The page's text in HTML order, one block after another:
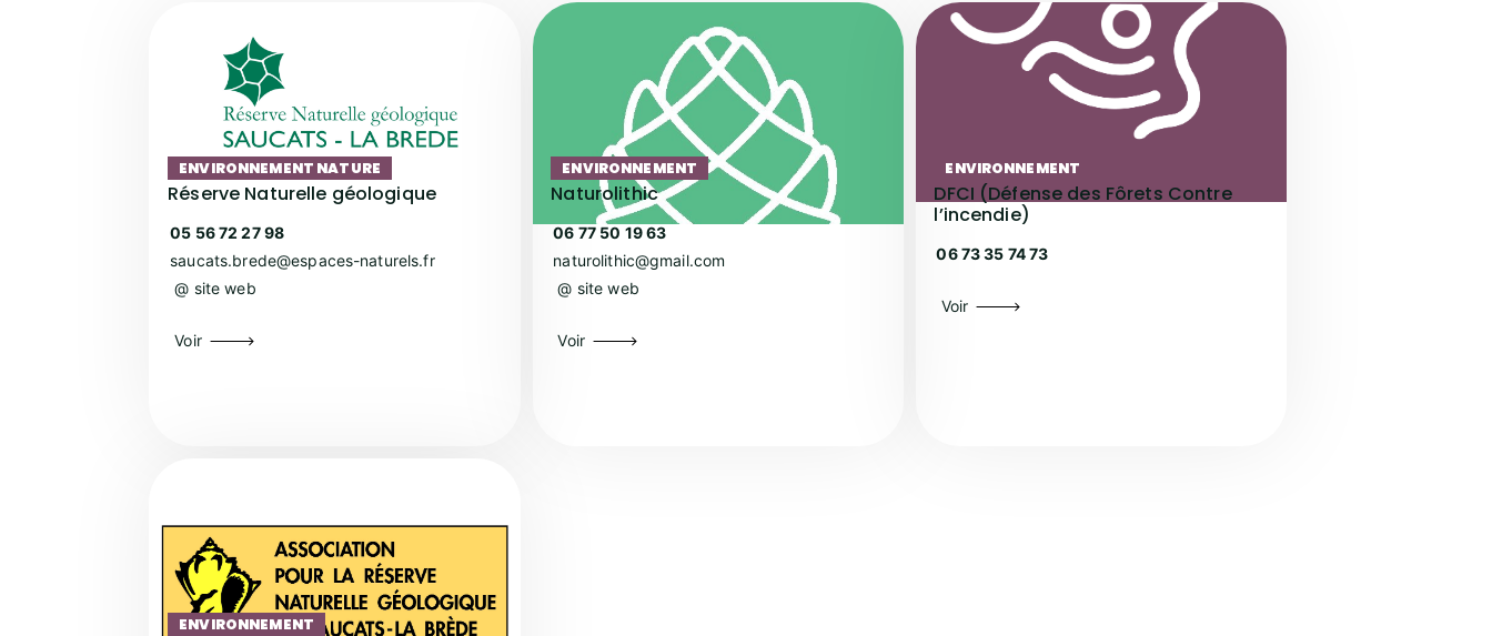
ENVIRONNEMENT NATURE
Réserve Naturelle géologique
05 56 72 27 98
saucats.brede@espaces-naturels.fr
@ site web
Voir
ENVIRONNEMENT
Naturolithic
06 77 50 19 63
naturolithic@gmail.com
@ site web
Voir
ENVIRONNEMENT
DFCI (Défense des Fôrets Contre
l’incendie)
06 73 35 74 73
Voir
ENVIRONNEMENT